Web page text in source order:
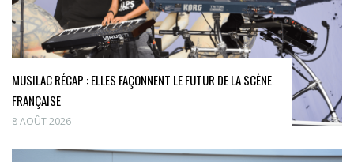
MUSILAC RÉCAP : ELLES FAÇONNENT LE FUTUR DE LA SCÈNE
FRANÇAISE
8 AOÛT 2026